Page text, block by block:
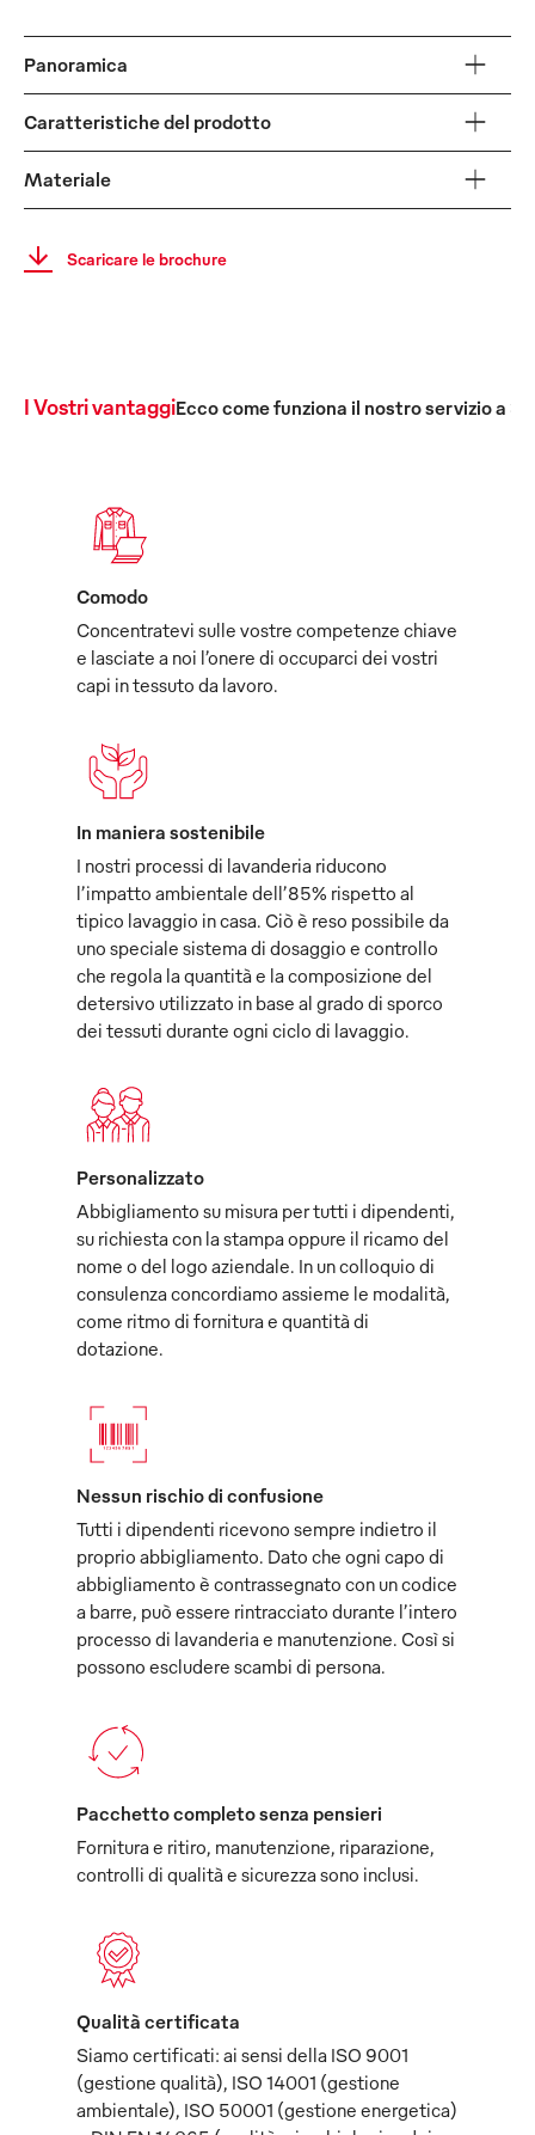
Panoramica
Caratteristiche del prodotto
Materiale
Scaricare le brochure
I Vostri vantaggiEcco come funziona il nostro servizio a
Comodo
Concentratevi sulle vostre competenze chiave
e lasciate a noi l’onere di occuparci dei vostri
capi in tessuto da lavoro.
In maniera sostenibile
I nostri processi di lavanderia riducono
l’impatto ambientale dell’85% rispetto al
tipico lavaggio in casa. Ciò è reso possibile da
uno speciale sistema di dosaggio e controllo
che regola la quantità e la composizione del
detersivo utilizzato in base al grado di sporco
dei tessuti durante ogni ciclo di lavaggio.
Personalizzato
Abbigliamento su misura per tutti i dipendenti,
su richiesta con la stampa oppure il ricamo del
nome o del logo aziendale. In un colloquio di
consulenza concordiamo assieme le modalità,
come ritmo di fornitura e quantità di
dotazione.
Nessun rischio di confusione
Tutti i dipendenti ricevono sempre indietro il
proprio abbigliamento. Dato che ogni capo di
abbigliamento è contrassegnato con un codice
a barre, può essere rintracciato durante l’intero
processo di lavanderia e manutenzione. Così si
possono escludere scambi di persona.
Pacchetto completo senza pensieri
Fornitura e ritiro, manutenzione, riparazione,
controlli di qualità e sicurezza sono inclusi.
Qualità certificata
Siamo certificati: ai sensi della ISO 9001
(gestione qualità), ISO 14001 (gestione
ambientale), ISO 50001 (gestione energetica)